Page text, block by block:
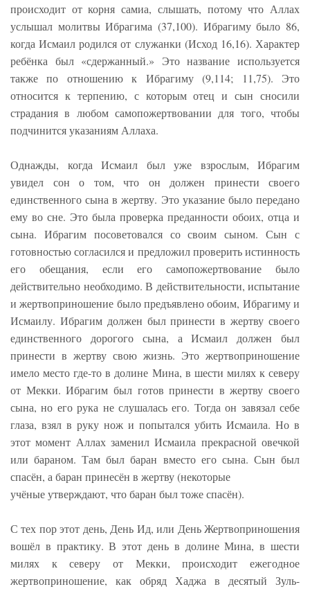
происходит от корня самиа, слышать, потому что Аллах
услышал молитвы Ибрагима (37,100). Ибрагиму было 86,
когда Исмаил родился от служанки (Исход 16,16). Характер
ребёнка был «сдержанный.» Это название используется
также по отношению к Ибрагиму (9,114; 11,75). Это
относится к терпению, с которым отец и сын сносили
страдания в любом самопожертвовании для того, чтобы
подчинится указаниям Аллаха.
Однажды, когда Исмаил был уже взрослым, Ибрагим
увидел сон о том, что он должен принести своего
единственного сына в жертву. Это указание было передано
ему во сне. Это была проверка преданности обоих, отца и
сына. Ибрагим посоветовался со своим сыном. Сын с
готовностью согласился и предложил проверить истинность
его обещания, если его самопожертвование было
действительно необходимо. В действительности, испытание
и жертвоприношение было предъявлено обоим, Ибрагиму и
Исмаилу. Ибрагим должен был принести в жертву своего
единственного дорогого сына, а Исмаил должен был
принести в жертву свою жизнь. Это жертвоприношение
имело место где-то в долине Мина, в шести милях к северу
от Мекки. Ибрагим был готов принести в жертву своего
сына, но его рука не слушалась его. Тогда он завязал себе
глаза, взял в руку нож и попытался убить Исмаила. Но в
этот момент Аллах заменил Исмаила прекрасной овечкой
или бараном. Там был баран вместо его сына. Сын был
спасён, а баран принесён в жертву (некоторые
учёные утверждают, что баран был тоже спасён).
С тех пор этот день, День Ид, или День Жертвоприношения
вошёл в практику. В этот день в долине Мина, в шести
милях к северу от Мекки, происходит ежегодное
жертвоприношение, как обряд Хаджа в десятый Зуль-